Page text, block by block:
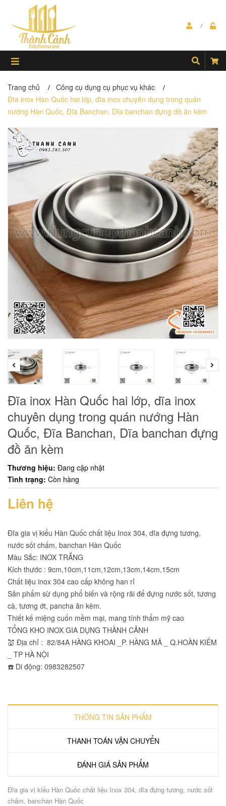
Trang chủ / Công cụ dụng cụ phục vụ khác /
Đĩa inox Hàn Quốc hai lớp, dĩa inox chuyên dụng trong quán
nướng Hàn Quốc, Đĩa Banchan, Dĩa banchan đựng đồ ăn kèm
Đĩa inox Hàn Quốc hai lớp, dĩa inox
chuyên dụng trong quán nướng Hàn
Quốc, Đĩa Banchan, Dĩa banchan đựng
đồ ăn kèm
Thương hiệu: Đang cập nhật
Tình trạng: Còn hàng
Liên hệ
Đĩa gia vị kiểu Hàn Quốc chất liệu Inox 304, dĩa đựng tương,
nước sốt chấm, banchan Hàn Quốc
Màu Sắc: INOX TRẮNG
Kích thước : 9cm,10cm,11cm,12cm,13cm,14cm,15cm
Chất liệu inox 304 cao cấp không han rỉ
Sản phẩm sừ dụng phổ biến và rộng rãi để đựng nước sốt, tương
cà, tương ớt, pancha ăn kèm.
Thiết kế miệng cuốn mềm mại, mang tính thẩm mỹ cao
TỔNG KHO INOX GIA DỤNG THÀNH CẢNH
💒 Địa chỉ : 82/84A HÀNG KHOAI _P. HÀNG MÃ _ Q.HOÀN KIẾM
_ TP HÀ NỘI
☎️ Di động: 0983282507
THÔNG TIN SẢN PHẨM
THANH TOÁN VẬN CHUYỂN
ĐÁNH GIÁ SẢN PHẨM
Đĩa gia vị kiểu Hàn Quốc chất liệu Inox 304, dĩa đựng tương, nước sốt
chấm, banchan Hàn Quốc